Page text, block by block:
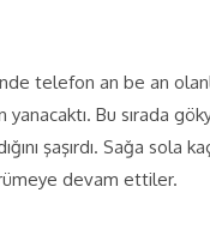
telefon an be an
Bu sırada
şaşırdı. Sağa sola
devam ettiler.